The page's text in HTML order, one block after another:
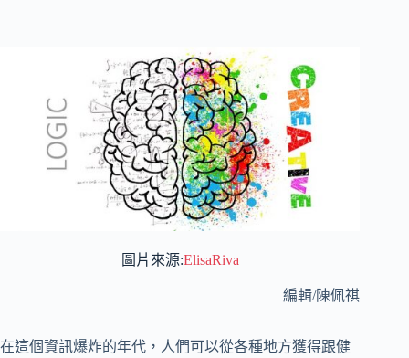
圖片來源:ElisaRiva
編輯/陳佩祺
在這個資訊爆炸的年代，人們可以從各種地方獲得跟健